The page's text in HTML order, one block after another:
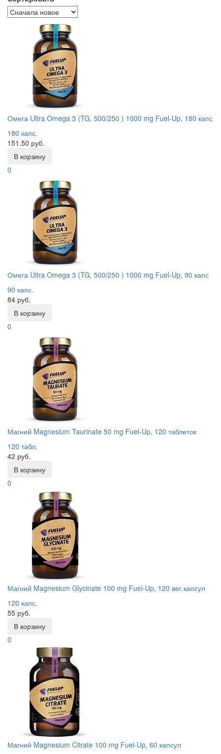
Омега Ultra Omega 3 (TG, 500/250 ) 1000 mg Fuel-Up, 180 капс
180 капс.
151.50 руб.
В корзину
0
Омега Ultra Omega 3 (TG, 500/250 ) 1000 mg Fuel-Up, 90 капс
90 капс.
84 руб.
В корзину
0
Магний Magnesium Taurinate 50 mg Fuel-Up, 120 таблеток
120 табл.
42 руб.
В корзину
0
Магний Magnesium Glycinate 100 mg Fuel-Up, 120 вег.капсул
120 капс.
55 руб.
В корзину
0
Магний Magnesium Citrate 100 mg Fuel-Up, 60 капсул